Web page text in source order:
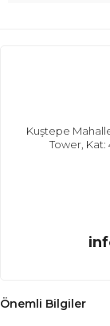
Kuştepe
Tower, Kat:
Önemli Bilgiler